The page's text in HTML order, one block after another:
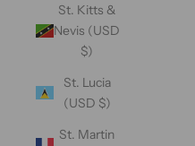
St. Kitts &
Nevis (USD
$)
St. Lucia
(USD $)
St. Martin